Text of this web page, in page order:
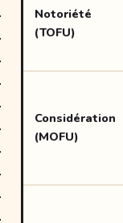
Notoriété
(TOFU)
Considération
(MOFU)